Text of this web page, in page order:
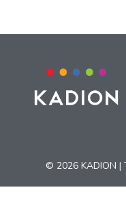
© 2026 KADION |